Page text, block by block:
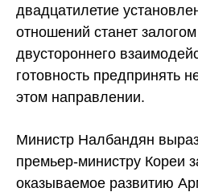
двадцатилетие
отношений станет
двустороннего
готовность предпринять
этом направлении.
Министр Налбандян
премьер-министру Кореи
оказываемое развитию